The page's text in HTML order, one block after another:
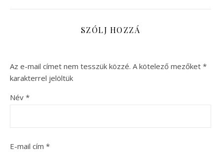
SZÓLJ HOZZÁ
Az e-mail címet nem tesszük közzé. A kötelező mezőket *
karakterrel jelöltük
Név *
E-mail cím *